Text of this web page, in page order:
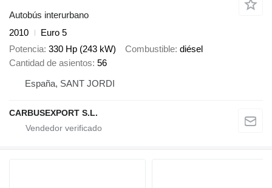
Autobús interurbano
2010
Euro 5
Potencia 330 Hp (243 kW) Combustible diésel
Cantidad de asientos 56
España, SANT JORDI
CARBUSEXPORT S.L.